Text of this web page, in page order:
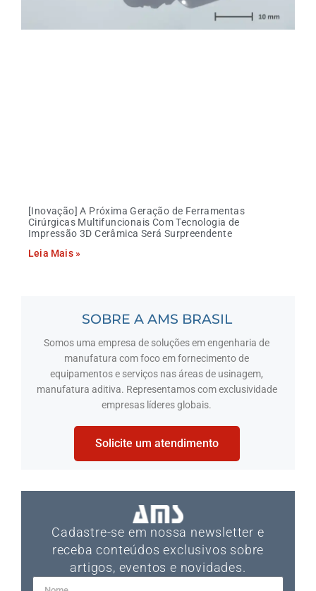
[Inovação] A Próxima Geração de Ferramentas
Cirúrgicas Multifuncionais Com Tecnologia de
Impressão 3D Cerâmica Será Surpreendente
Leia Mais »
SOBRE A AMS BRASIL
Somos uma empresa de soluções em engenharia de
manufatura com foco em fornecimento de
equipamentos e serviços nas áreas de usinagem,
manufatura aditiva. Representamos com exclusividade
empresas líderes globais.
Solicite um atendimento
Cadastre-se em nossa newsletter e
receba conteúdos exclusivos sobre
artigos, eventos e novidades.